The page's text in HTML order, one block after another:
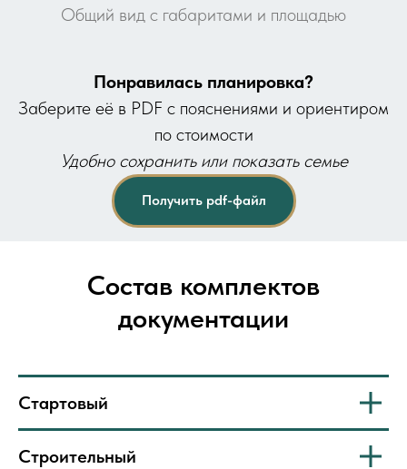
Общий вид с габаритами и площадью
Понравилась планировка?
Заберите её в PDF с пояснениями и ориентиром
по стоимости
Удобно сохранить или показать семье
Получить pdf-файл
Состав комплектов
документации
Стартовый
Строительный